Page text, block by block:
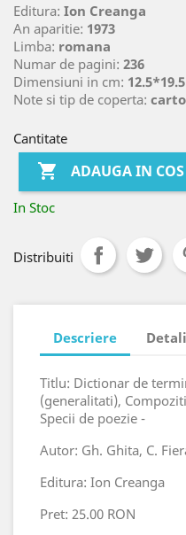
Editura: Ion Creanga
An aparitie: 1973
Limba: romana
Numar de pagini: 236
Dimensiuni in cm:
Note si tip de coperta:
Cantitate
 ADAUGA IN COS
In Stoc
Distribuiti
Descriere
Titlu: Dictionar de
(generalitati),
Specii de poezie -
Autor: Gh. Ghita, C.
Editura: Ion Creanga
Pret: 25.00 RON